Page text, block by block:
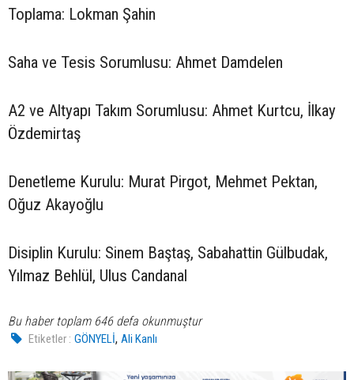
Toplama: Lokman Şahin
Saha ve Tesis Sorumlusu: Ahmet Damdelen
A2 ve Altyapı Takım Sorumlusu: Ahmet Kurtcu, İlkay
Özdemirtaş
Denetleme Kurulu: Murat Pirgot, Mehmet Pektan,
Oğuz Akayoğlu
Disiplin Kurulu: Sinem Baştaş, Sabahattin Gülbudak,
Yılmaz Behlül, Ulus Candanal
Bu haber toplam 646 defa okunmuştur
Etiketler : GÖNYELİ,Ali Kanlı